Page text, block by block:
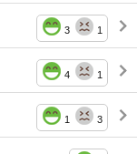
3 1
4 1
1 3